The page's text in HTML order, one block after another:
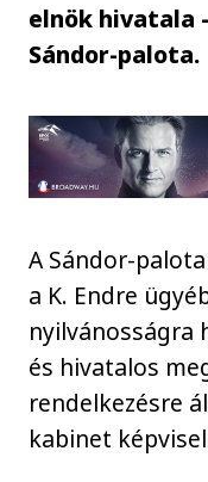
elnök hivatala
Sándor-palota.
A Sándor-
a K. Endre
nyilvánosságra
és hivatalos
rendelkezésre
kabinet